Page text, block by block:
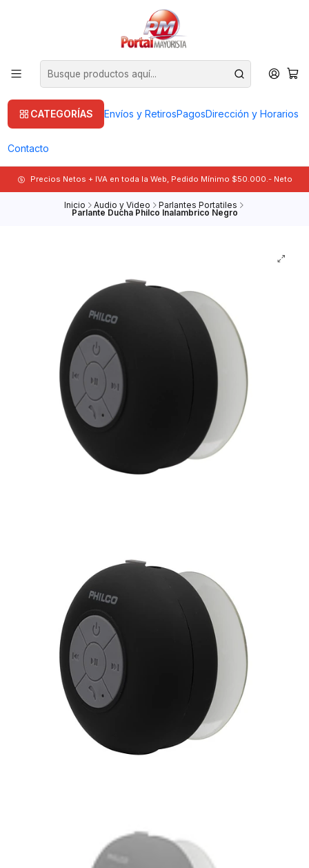
CATEGORÍAS Envíos y RetirosPagosDirección y Horarios
Contacto
Precios Netos + IVA en toda la Web, Pedido Mínimo $50.000.- Neto
Inicio Audio y Video Parlantes Portatiles
Parlante Ducha Philco Inalambrico Negro